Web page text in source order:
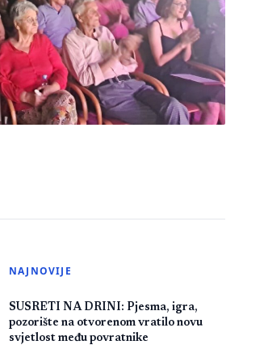
NAJNOVIJE
SUSRETI NA DRINI: Pjesma, igra,
pozorište na otvorenom vratilo novu
svjetlost među povratnike